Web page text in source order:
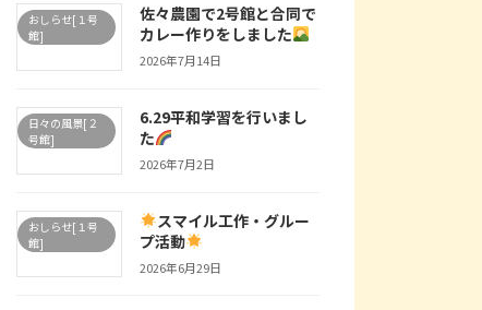
おしらせ[１号
館]
佐々農園で2号館と合同で
カレー作りをしました
2026年7月14日
日々の風景[２
号館]
6.29平和学習を行いまし
た
2026年7月2日
おしらせ[１号
館]
スマイル工作・グルー
プ活動
2026年6月29日